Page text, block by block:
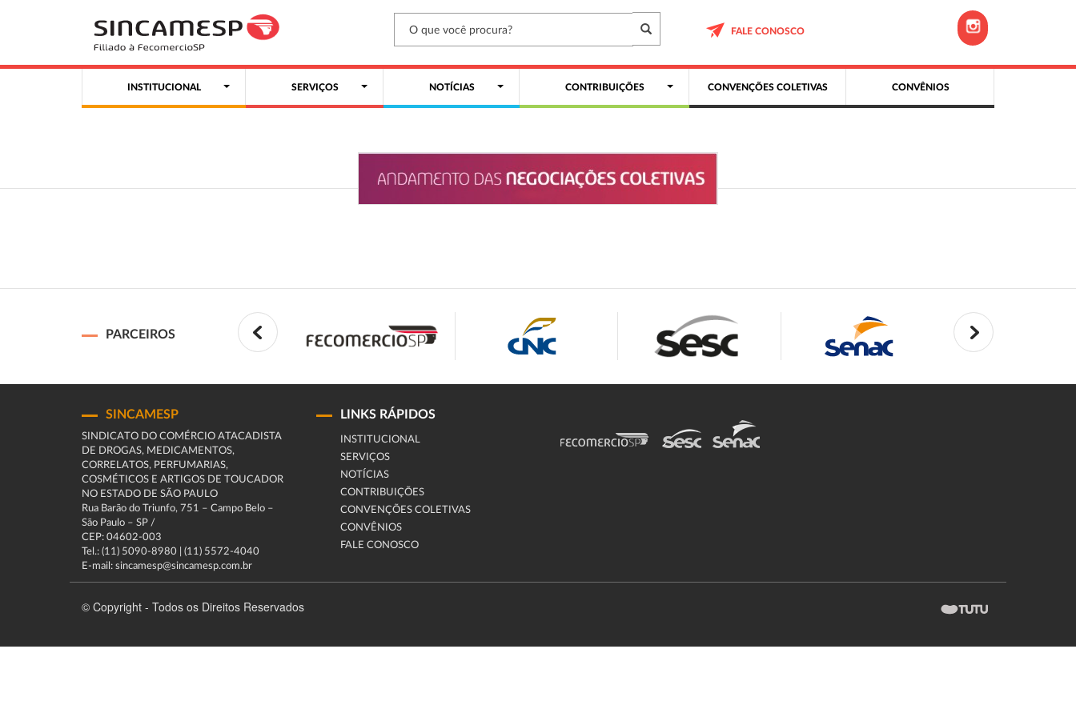
FALE CONOSCO
INSTITUCIONAL SERVIÇOS NOTÍCIAS CONTRIBUIÇÕES CONVENÇÕES COLETIVAS CONVÊNIOS
PARCEIROS
SINCAMESP
SINDICATO DO COMÉRCIO ATACADISTA
DE DROGAS, MEDICAMENTOS,
CORRELATOS, PERFUMARIAS,
COSMÉTICOS E ARTIGOS DE TOUCADOR
NO ESTADO DE SÃO PAULO
Rua Barão do Triunfo, 751 – Campo Belo –
São Paulo – SP /
CEP: 04602-003
Tel.: (11) 5090-8980 | (11) 5572-4040
E-mail: sincamesp@sincamesp.com.br
LINKS RÁPIDOS
INSTITUCIONAL
SERVIÇOS
NOTÍCIAS
CONTRIBUIÇÕES
CONVENÇÕES COLETIVAS
CONVÊNIOS
FALE CONOSCO
© Copyright - Todos os Direitos Reservados